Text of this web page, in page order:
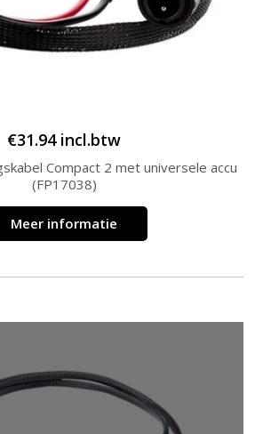
€31.94 incl.btw
Compact 2 met universele accu
(FP17038)
Meer informatie